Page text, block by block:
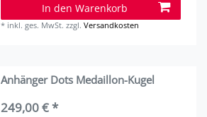
In den Warenkorb
* inkl. ges. MwSt. zzgl.Versandkosten
Anhänger Dots Medaillon-Kugel
249,00 € *